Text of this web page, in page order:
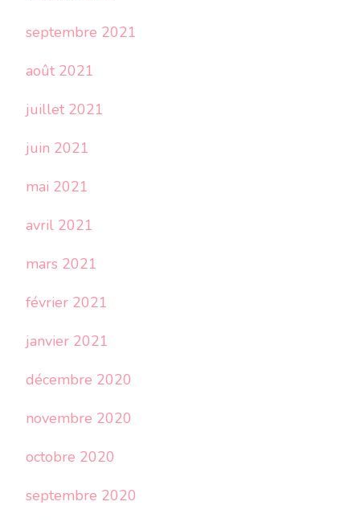
septembre 2021
août 2021
juillet 2021
juin 2021
mai 2021
avril 2021
mars 2021
février 2021
janvier 2021
décembre 2020
novembre 2020
octobre 2020
septembre 2020